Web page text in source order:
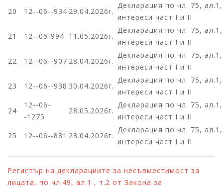
20
12--06--934 29.04.2026г.
Декларация по чл. 75,
интереси част I и II
21
12--06-994 11.05.2026г.
Декларация по чл. 75,
интереси част I и II
22
12--06--907 28.04.2026г.
Декларация по чл. 75,
интереси част I и II
23
12--06--938 30.04.2026г.
Декларация по чл. 75,
интереси част I и II
24
12--06-
-1275
28.05.2026г.
Декларация по чл. 75,
интереси част I и II
25
12--06--881 23.04.2026г.
Декларация по чл. 75,
интереси част I и II
Регистър на декларациите за несъвместимост за
лицата, по чл.49, ал.1 , т.2 от Закона за